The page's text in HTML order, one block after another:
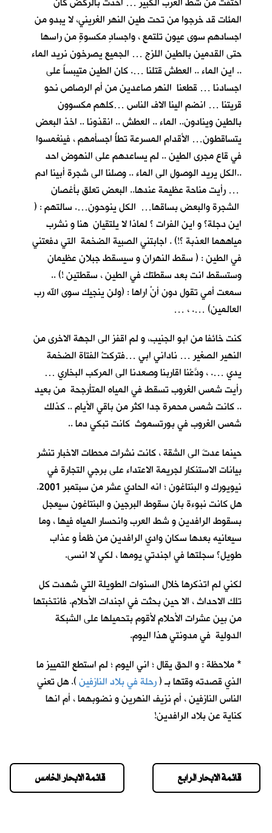
المئات قد خرجوا من تحت طين النهر الغريني، لا يبدو من
اجسادهم سوى عيون تلتمع ، واجسادٍ مكسوةٍ من راسها
حتى القدمين بالطين اللزج … الجميع يصرخون نريد الماء
.. اين الماء .. العطش قتلنا …. كان الطين متيبساً على
اجسادنا … قطعنا النهر صاعدين من أم الرصاص نحو
قريتنا … انضم الينا الاف الناس …كلهم مكسوون
بالطين وينادون.. الماء .. العطش .. انقذونا .. اخذ البعض
يتساقطون… الأقدام المسرعة تطأُ اجسأمهم ، فينغمسوا
في قاع مجرى الطين .. لم يساعدهم على النهوض احد
..الكل يريد الوصول الى الماء .. وصلنا الى شجرة أبينا ادم
… رأيت مناحة عظيمة عندها.. البعض تعلق بأغصان
الشجرة والبعض بساقها… الكل ينوحون…. سالتهم : (
اين دجلة؟ و اين الفرات ؟ لماذا لا يلتقيان هنا و نشرب
مياههما العذبة ؟!) . اجابتني الصبية الضخمة التي دفعتني
في الطين : ( سقط النهران و سيسقط جبلان عظيمان
وستسقط انت بعد سقطتك في الطين ، سقطتين !) ..
سمعت أمي تقول دون أنْ اراها : (ولن ينجيك سوى الله رب
العالمين) …. ، …
كنت خائفا من ابو الجنيب، و لم اقفز الى الجهة الاخرى من
النهير الصغير … ناداني ابي …فتركتْ الفتاة الضخمة
يدي …. ، ودَّعْنا اقاربنا وصعدنا الى المركب البخاري …
رأيت شمس الغروب تسقط في المياه المتأرجحة من بعيد
.. كانت شمس محمرة جدا اكثر من باقي الأيام .. كذلك
شمس الغروب في بورتسموث كانت تبكي دما ..
حينما عدتَ الى الشقة ، كانت نشرات محطات الاخبار تنشر
بيانات الاستنكار لجريمة الاعتداء على برجي التجارة في
نيويورك و البنتاغون ؛ انه الحادي عشر من سبتمبر 2001.
هل كانت نبوءة بان سقوط البرجين و البنتاغون سيعجل
بسقوط الرافدين و شط العرب وانحسار المياه فيها ، وما
سيعانيه بعدها سكان وادي الرافدين من ظمأ و عذاب
طويل؟ سجلتها في اجندتي يومها ، لكي لا انسى.
لكني لم اتذكرها خلال السنوات الطويلة التي شهدت كل
تلك الاحداث ، الا حين بحثت في اجندات الأحلام. فانتخبتها
من بين عشرات الأحلام لأقوم بتحميلها على الشبكة
الدولية في مدونتي هذا اليوم.
* ملاحظة : و الحق يقال ؛ اني اليوم ؛ لم استطع التمييز ما
الذي قصدته وقتها بـ (رحلة في بلاد النازفين). هل تعني
الناس النازفين ، أم نزيف النهرين و نضوبهما ، أم انها
كناية عن بلاد الرافدين!
قائمة الابحار الخامس قائمة الابحار الرابع